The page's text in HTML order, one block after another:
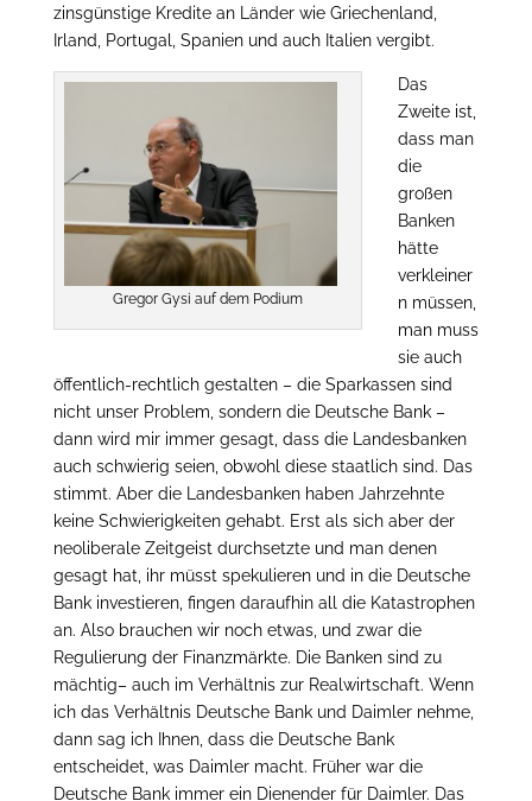
zinsgünstige Kredite an Länder wie Griechenland,
Irland, Portugal, Spanien und auch Italien vergibt.
Gregor Gysi auf dem Podium
Das
Zweite ist,
dass man
die
großen
Banken
hätte
verkleiner
n müssen,
man muss
sie auch
öffentlich-rechtlich gestalten – die Sparkassen sind
nicht unser Problem, sondern die Deutsche Bank –
dann wird mir immer gesagt, dass die Landesbanken
auch schwierig seien, obwohl diese staatlich sind. Das
stimmt. Aber die Landesbanken haben Jahrzehnte
keine Schwierigkeiten gehabt. Erst als sich aber der
neoliberale Zeitgeist durchsetzte und man denen
gesagt hat, ihr müsst spekulieren und in die Deutsche
Bank investieren, fingen daraufhin all die Katastrophen
an. Also brauchen wir noch etwas, und zwar die
Regulierung der Finanzmärkte. Die Banken sind zu
mächtig– auch im Verhältnis zur Realwirtschaft. Wenn
ich das Verhältnis Deutsche Bank und Daimler nehme,
dann sag ich Ihnen, dass die Deutsche Bank
entscheidet, was Daimler macht. Früher war die
Deutsche Bank immer ein Dienender für Daimler. Das